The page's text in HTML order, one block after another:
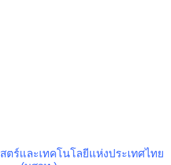
ตร์และเทคโนโลยีแห่งประเทศไทย